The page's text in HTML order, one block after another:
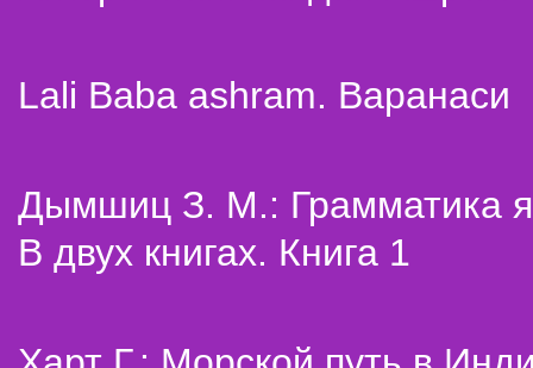
Lali Baba ashram. Варанаси
Дымшиц З. М.: Грамматика
В двух книгах. Книга 1